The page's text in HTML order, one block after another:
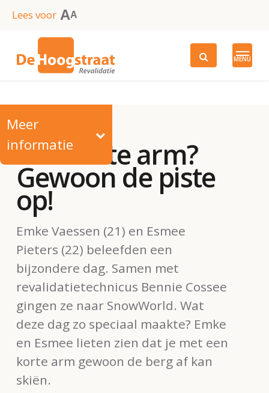
SkipLees voor AA
MENU
Meer
informatie
Een korte arm?
Gewoon de piste
op!
Emke Vaessen (21) en Esmee
Pieters (22) beleefden een
bijzondere dag. Samen met
revalidatietechnicus Bennie Cossee
gingen ze naar SnowWorld. Wat
deze dag zo speciaal maakte? Emke
en Esmee lieten zien dat je met een
korte arm gewoon de berg af kan
skiën.